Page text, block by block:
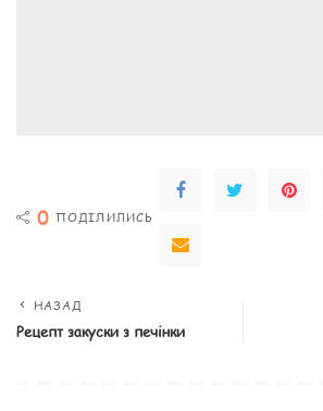
0 ПОДІЛИЛИСЬ
НАЗАД
Рецепт закуски з печінки